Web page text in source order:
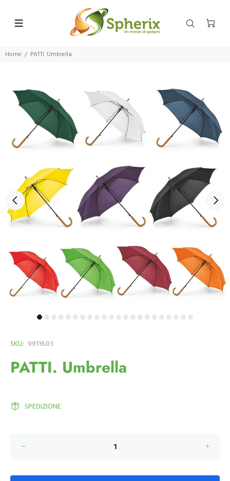
Home PATTI. Umbrella
SKU: 99116.03
PATTI. Umbrella
SPEDIZIONE